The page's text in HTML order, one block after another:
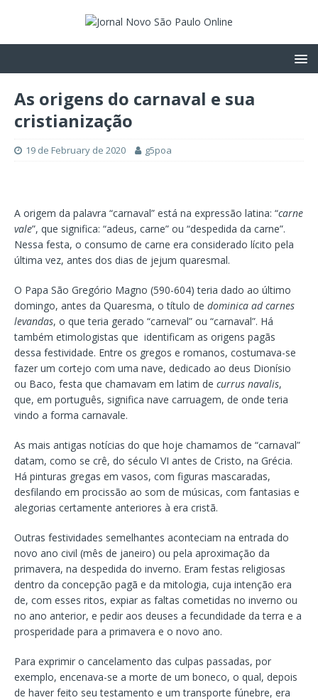
As origens do carnaval e sua
cristianização
19 de February de 2020 g5poa
A origem da palavra “carnaval” está na expressão latina: “carne
vale”, que significa: “adeus, carne” ou “despedida da carne”.
Nessa festa, o consumo de carne era considerado lícito pela
última vez, antes dos dias de jejum quaresmal.
O Papa São Gregório Magno (590-604) teria dado ao último
domingo, antes da Quaresma, o título de dominica ad carnes
levandas, o que teria gerado “carneval” ou “carnaval”. Há
também etimologistas que identificam as origens pagãs
dessa festividade. Entre os gregos e romanos, costumava-se
fazer um cortejo com uma nave, dedicado ao deus Dionísio
ou Baco, festa que chamavam em latim de currus navalis,
que, em português, significa nave carruagem, de onde teria
vindo a forma carnavale.
As mais antigas notícias do que hoje chamamos de “carnaval”
datam, como se crê, do século VI antes de Cristo, na Grécia.
Há pinturas gregas em vasos, com figuras mascaradas,
desfilando em procissão ao som de músicas, com fantasias e
alegorias certamente anteriores à era cristã.
Outras festividades semelhantes aconteciam na entrada do
novo ano civil (mês de janeiro) ou pela aproximação da
primavera, na despedida do inverno. Eram festas religiosas
dentro da concepção pagã e da mitologia, cuja intenção era
de, com esses ritos, expiar as faltas cometidas no inverno ou
no ano anterior, e pedir aos deuses a fecundidade da terra e a
prosperidade para a primavera e o novo ano.
Para exprimir o cancelamento das culpas passadas, por
exemplo, encenava-se a morte de um boneco, o qual, depois
de haver feito seu testamento e um transporte fúnebre, era